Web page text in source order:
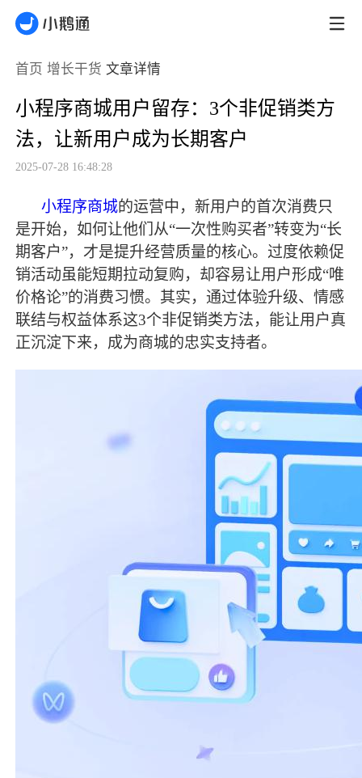
首页 增长干货 文章详情
小程序商城用户留存：3个非促销类方
法，让新用户成为长期客户
2025-07-28 16:48:28
小程序商城的运营中，新用户的首次消费只
是开始，如何让他们从“一次性购买者”转变为“长
期客户”，才是提升经营质量的核心。过度依赖促
销活动虽能短期拉动复购，却容易让用户形成“唯
价格论”的消费习惯。其实，通过体验升级、情感
联结与权益体系这3个非促销类方法，能让用户真
正沉淀下来，成为商城的忠实支持者。